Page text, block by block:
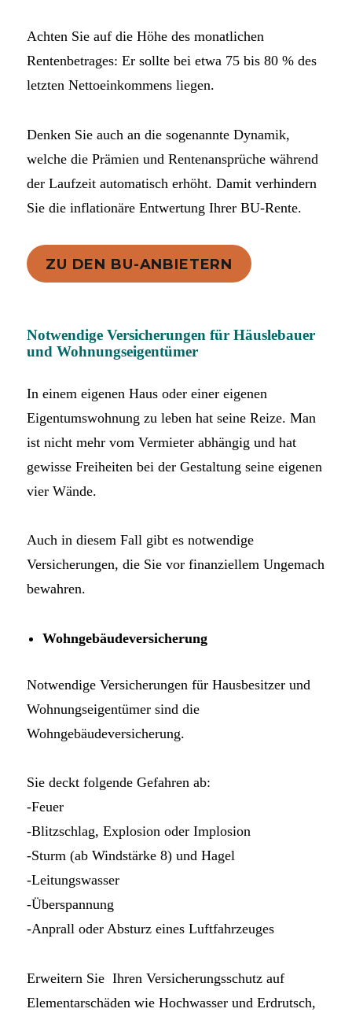
Achten Sie auf die Höhe des monatlichen
Rentenbetrages: Er sollte bei etwa 75 bis 80 % des
letzten Nettoeinkommens liegen.
Denken Sie auch an die sogenannte Dynamik,
welche die Prämien und Rentenansprüche während
der Laufzeit automatisch erhöht. Damit verhindern
Sie die inflationäre Entwertung Ihrer BU-Rente.
ZU DEN BU-ANBIETERN
Notwendige Versicherungen für Häuslebauer
und Wohnungseigentümer
In einem eigenen Haus oder einer eigenen
Eigentumswohnung zu leben hat seine Reize. Man
ist nicht mehr vom Vermieter abhängig und hat
gewisse Freiheiten bei der Gestaltung seine eigenen
vier Wände.
Auch in diesem Fall gibt es notwendige
Versicherungen, die Sie vor finanziellem Ungemach
bewahren.
Wohngebäudeversicherung
Notwendige Versicherungen für Hausbesitzer und
Wohnungseigentümer sind die
Wohngebäudeversicherung.
Sie deckt folgende Gefahren ab:
-Feuer
-Blitzschlag, Explosion oder Implosion
-Sturm (ab Windstärke 8) und Hagel
-Leitungswasser
-Überspannung
-Anprall oder Absturz eines Luftfahrzeuges
Erweitern Sie Ihren Versicherungsschutz auf
Elementarschäden wie Hochwasser und Erdrutsch,